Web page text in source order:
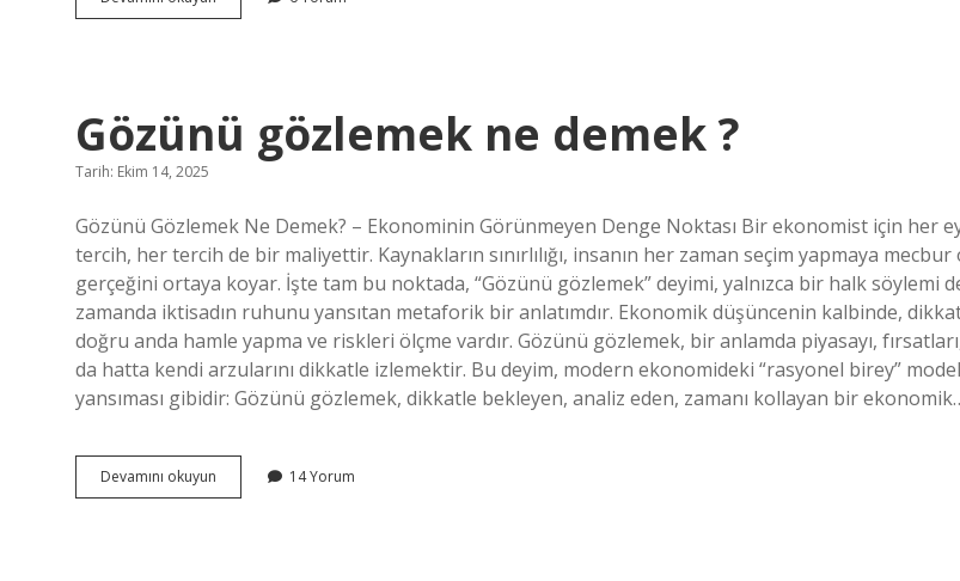
yöntemi
Gözünü gözlemek ne demek ?
Tarih: Ekim 14, 2025
Gözünü Gözlemek Ne Demek? – Ekonominin Görünmeyen Denge Noktası Bir ekonomist için her
tercih, her tercih de bir maliyettir. Kaynakların sınırlılığı, insanın her zaman seçim yapmaya mecbur
gerçeğini ortaya koyar. İşte tam bu noktada, “Gözünü gözlemek” deyimi, yalnızca bir halk söylemi
zamanda iktisadın ruhunu yansıtan metaforik bir anlatımdır. Ekonomik düşüncenin kalbinde,
doğru anda hamle yapma ve riskleri ölçme vardır. Gözünü gözlemek, bir anlamda piyasayı,
da hatta kendi arzularını dikkatle izlemektir. Bu deyim, modern ekonomideki “rasyonel birey”
yansıması gibidir: Gözünü gözlemek, dikkatle bekleyen, analiz eden, zamanı kollayan bir
Devamını okuyun
gözlemek
14 Yorum